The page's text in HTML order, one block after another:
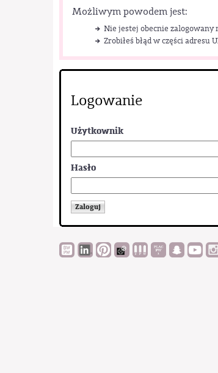
Możliwym powodem jest:
Nie jestej obecnie zalogowany
Zrobiłeś błąd w części adresu
Logowanie
Użytkownik
Hasło